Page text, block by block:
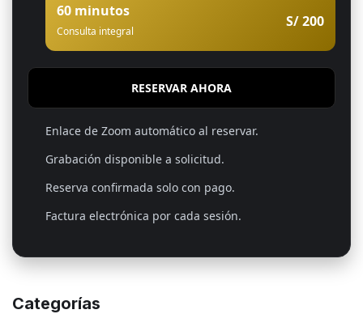
60 minutos
Consulta integral
S/ 200
RESERVAR AHORA
Enlace de Zoom automático al reservar.
Grabación disponible a solicitud.
Reserva confirmada solo con pago.
Factura electrónica por cada sesión.
Categorías